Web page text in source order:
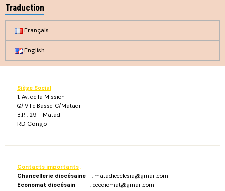
Traduction
Français
English
Siège Social
1, Av. de la Mission
Q/ Ville Basse C/Matadi
B.P. : 29 - Matadi
RD Congo
Contacts importants :
Chancellerie diocésaine : matadiecclesia@gmail.com
Economat diocésain : ecodiomat@gmail.com